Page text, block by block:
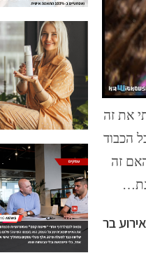
את זה
לכל ילד טרי בן 13. אבל עם כל הכבוד
זה
בר